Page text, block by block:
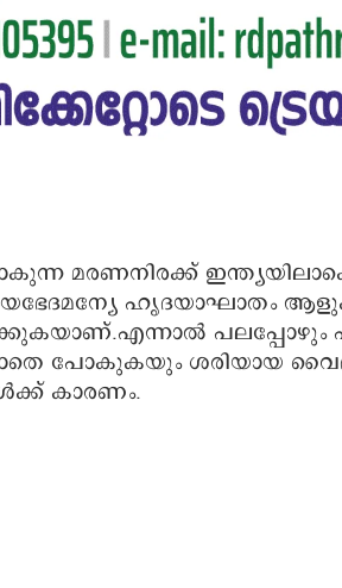
മരണനിരക്ക്
ഹൃദയാഘാതം
പലപ്പോഴും
പോകുകയും ശരിയായ
കാരണം.